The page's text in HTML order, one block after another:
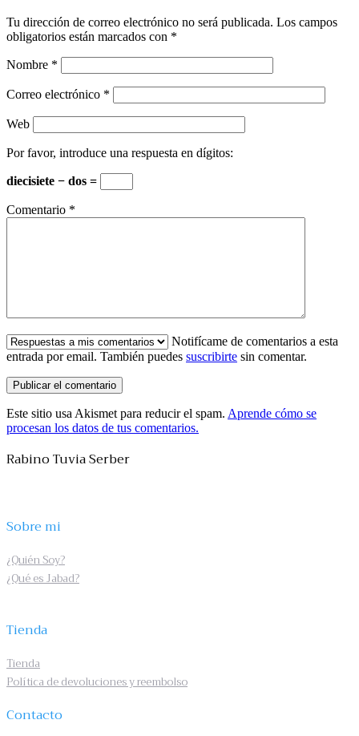
Tu dirección de correo electrónico no será publicada. Los campos
obligatorios están marcados con *
Nombre *
Correo electrónico *
Web
Por favor, introduce una respuesta en dígitos:
diecisiete − dos =
Comentario *
Notifícame de comentarios a esta
entrada por email. También puedes suscribirte sin comentar.
Este sitio usa Akismet para reducir el spam. Aprende cómo se
procesan los datos de tus comentarios.
Rabino Tuvia Serber
Sobre mi
¿Quién Soy?
¿Qué es Jabad?
Tienda
Tienda
Política de devoluciones y reembolso
Contacto